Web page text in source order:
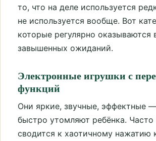
то, что на деле используется
не используется вообще. Вот
которые регулярно оказываются
завышенных ожиданий.
Электронные игрушки с
функций
Они яркие, звучные, эффектные
быстро утомляют ребёнка. Часто
сводится к хаотичному нажатию